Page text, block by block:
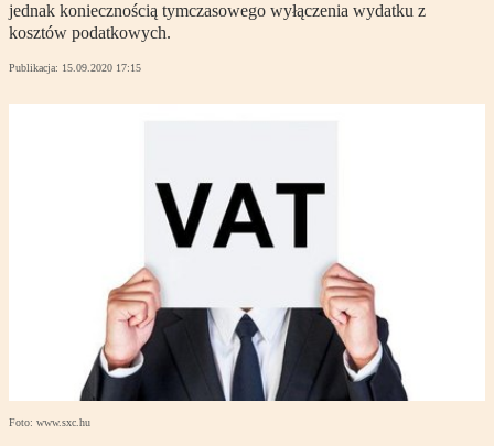
jednak koniecznością tymczasowego wyłączenia wydatku z
kosztów podatkowych.
Publikacja: 15.09.2020 17:15
Foto: www.sxc.hu